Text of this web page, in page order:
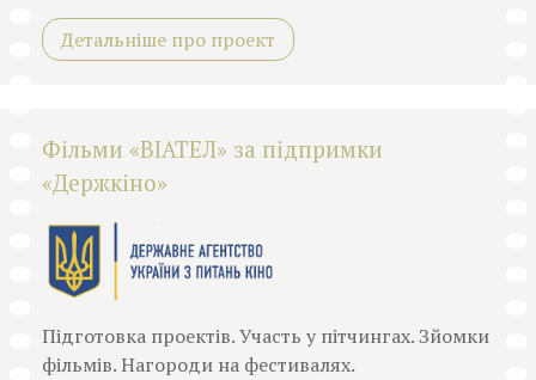
Детальніше про проект
Фільми «ВІАТЕЛ» за підпримки
«Держкіно»
Підготовка проектів. Участь у пітчингах. Зйомки
фільмів. Нагороди на фестивалях.